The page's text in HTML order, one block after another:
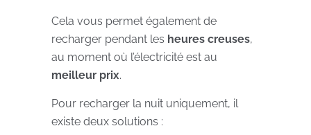
Cela vous permet également de
recharger pendant les heures creuses,
au moment où l’électricité est au
meilleur prix.
Pour recharger la nuit uniquement, il
existe deux solutions :